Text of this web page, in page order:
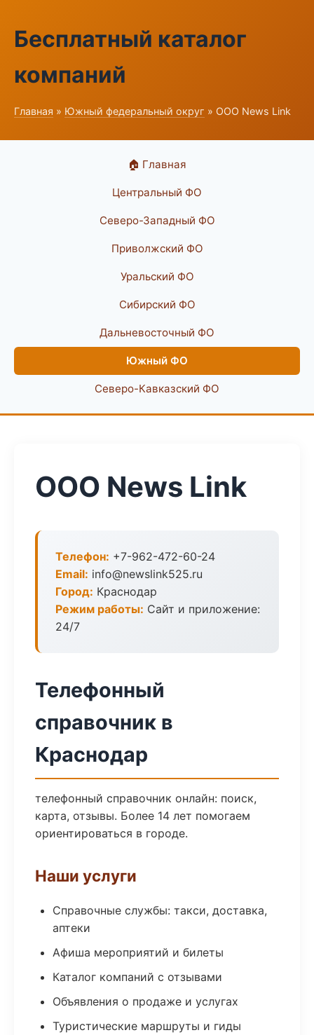
Бесплатный каталог
компаний
Главная » Южный федеральный округ » ООО News Link
🏠 Главная
Центральный ФО
Северо-Западный ФО
Приволжский ФО
Уральский ФО
Сибирский ФО
Дальневосточный ФО
Южный ФО
Северо-Кавказский ФО
ООО News Link
Телефон: +7-962-472-60-24
Email: info@newslink525.ru
Город: Краснодар
Режим работы: Сайт и приложение:
24/7
Телефонный
справочник в
Краснодар
телефонный справочник онлайн: поиск,
карта, отзывы. Более 14 лет помогаем
ориентироваться в городе.
Наши услуги
Справочные службы: такси, доставка,
аптеки
Афиша мероприятий и билеты
Каталог компаний с отзывами
Объявления о продаже и услугах
Туристические маршруты и гиды